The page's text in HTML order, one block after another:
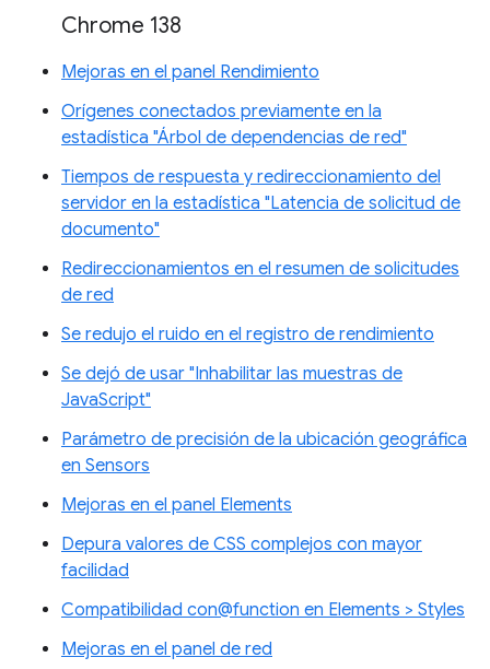
Chrome 138
Mejoras en el panel Rendimiento
Orígenes conectados previamente en la
estadística "Árbol de dependencias de red"
Tiempos de respuesta y redireccionamiento del
servidor en la estadística "Latencia de solicitud de
documento"
Redireccionamientos en el resumen de solicitudes
de red
Se redujo el ruido en el registro de rendimiento
Se dejó de usar "Inhabilitar las muestras de
JavaScript"
Parámetro de precisión de la ubicación geográfica
en Sensors
Mejoras en el panel Elements
Depura valores de CSS complejos con mayor
facilidad
Compatibilidad con@function en Elements > Styles
Mejoras en el panel de red